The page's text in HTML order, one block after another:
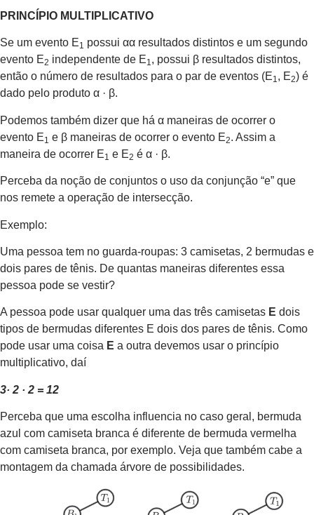
PRINCÍPIO MULTIPLICATIVO
Se um evento E1 possui αα resultados distintos e um segundo
evento E2 independente de E1, possui β resultados distintos,
então o número de resultados para o par de eventos (E1, E2) é
dado pelo produto α · β.
Podemos também dizer que há α maneiras de ocorrer o
evento E1 e β maneiras de ocorrer o evento E2. Assim a
maneira de ocorrer E1 e E2 é α · β.
Perceba da noção de conjuntos o uso da conjunção “e” que
nos remete a operação de intersecção.
Exemplo:
Uma pessoa tem no guarda-roupas: 3 camisetas, 2 bermudas e
dois pares de tênis. De quantas maneiras diferentes essa
pessoa pode se vestir?
A pessoa pode usar qualquer uma das três camisetas E dois
tipos de bermudas diferentes E dois dos pares de tênis. Como
pode usar uma coisa E a outra devemos usar o princípio
multiplicativo, daí
3· 2 · 2 = 12
Perceba que uma escolha influencia no caso geral, bermuda
azul com camiseta branca é diferente de bermuda vermelha
com camiseta branca, por exemplo. Veja que também cabe a
montagem da chamada árvore de possibilidades.